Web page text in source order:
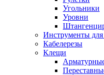
Угольники
Уровни
Инструменты для
Кабелерезы
Клещи